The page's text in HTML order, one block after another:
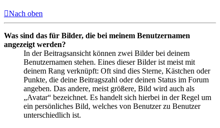
Nach oben
Was sind das für Bilder, die bei meinem Benutzernamen
angezeigt werden?
In der Beitragsansicht können zwei Bilder bei deinem
Benutzernamen stehen. Eines dieser Bilder ist meist mit
deinem Rang verknüpft: Oft sind dies Sterne, Kästchen oder
Punkte, die deine Beitragszahl oder deinen Status im Forum
angeben. Das andere, meist größere, Bild wird auch als
„Avatar“ bezeichnet. Es handelt sich hierbei in der Regel um
ein persönliches Bild, welches von Benutzer zu Benutzer
unterschiedlich ist.